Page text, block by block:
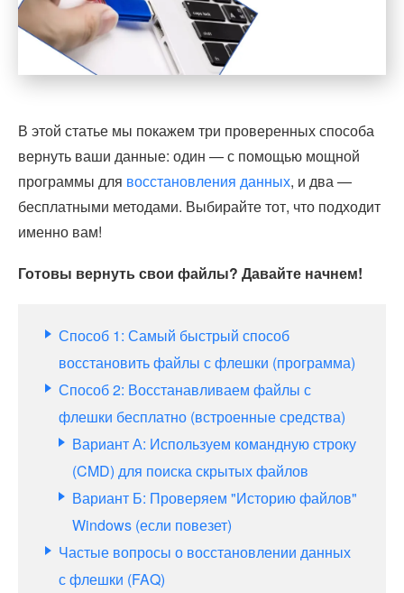
В этой статье мы покажем три проверенных способа
вернуть ваши данные: один — с помощью мощной
программы для восстановления данных, и два —
бесплатными методами. Выбирайте тот, что подходит
именно вам!
Готовы вернуть свои файлы? Давайте начнем!
Способ 1: Самый быстрый способ
восстановить файлы с флешки (программа)
Способ 2: Восстанавливаем файлы с
флешки бесплатно (встроенные средства)
Вариант А: Используем командную строку
(CMD) для поиска скрытых файлов
Вариант Б: Проверяем "Историю файлов"
Windows (если повезет)
Частые вопросы о восстановлении данных
с флешки (FAQ)